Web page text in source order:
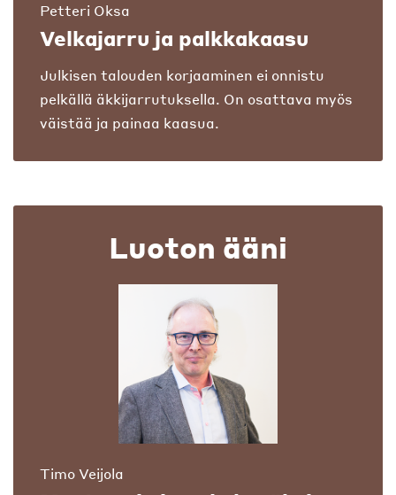
Petteri Oksa
Velkajarru ja palkkakaasu
Julkisen talouden korjaaminen ei onnistu
pelkällä äkkijarrutuksella. On osattava myös
väistää ja painaa kaasua.
Luoton ääni
Timo Veijola